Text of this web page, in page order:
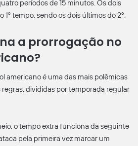
períodos de 15 minutos. Os dois
1º tempo, sendo os dois últimos do 2º.
a prorrogação no
americano é uma das mais polêmicas
regras, divididas por temporada regular
o tempo extra funciona da seguinte
pela primeira vez marcar um